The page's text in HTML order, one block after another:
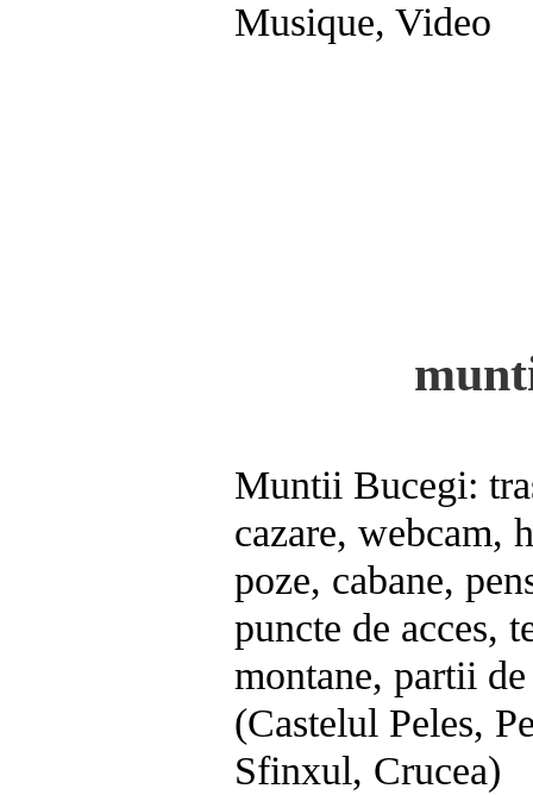
Musique, Video
Muntii Bucegi:
cazare, webcam,
poze, cabane,
puncte de acces,
montane, partii
(Castelul Peles,
Sfinxul, Crucea)